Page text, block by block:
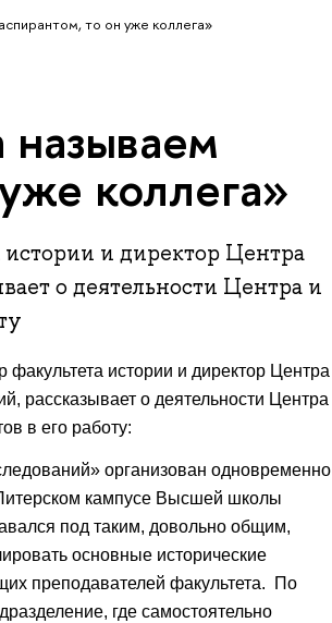
то он уже коллега»
коллега»
и директор Центра
о деятельности Центра и
истории и директор Центра
рассказывает о деятельности Центра
в его работу:
организован одновременно
кампусе Высшей школы
под таким, довольно общим,
основные исторические
преподавателей факультета. По
где самостоятельно